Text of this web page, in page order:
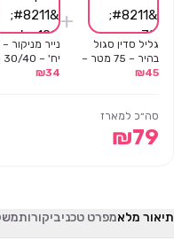
גליל סדין סגול
בהיר – 75 מטר –
עלמה
₪45
+
יח' – 30/40 ס"מ
₪34
סה״כ למארז
₪79
תיאור מלאמפרט טכניביקורות